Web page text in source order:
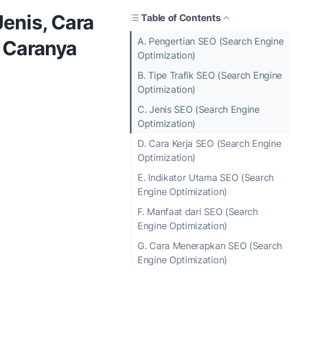
Cara
Table of Contents
A. Pengertian SEO (Search Engine
Optimization)
B. Tipe Trafik SEO (Search Engine
Optimization)
C. Jenis SEO (Search Engine
Optimization)
D. Cara Kerja SEO (Search Engine
Optimization)
E. Indikator Utama SEO (Search
Engine Optimization)
F. Manfaat dari SEO (Search
Engine Optimization)
G. Cara Menerapkan SEO (Search
Engine Optimization)